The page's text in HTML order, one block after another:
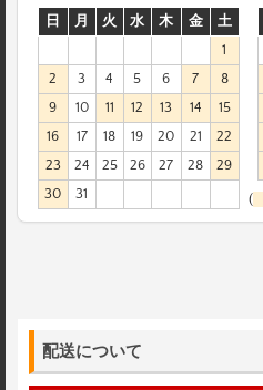
日
月 火 水 木 金
土
1
2
3 4 5 6 7
8
9
10 11 12 13 14
15
16
17 18 19 20 21
22
23
24 25 26 27 28
29
30
31 (
配送について